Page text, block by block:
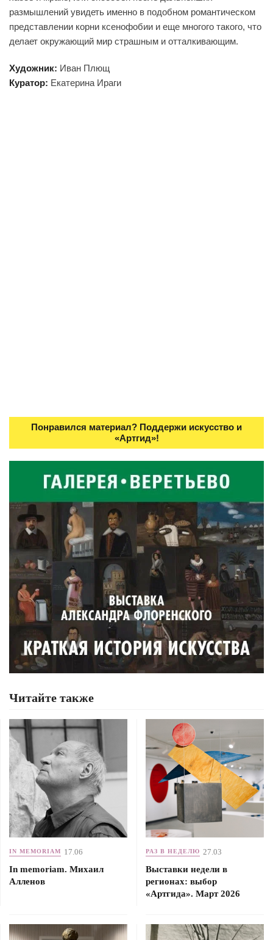
размышлений увидеть именно в подобном романтическом
представлении корни ксенофобии и еще многого такого, что
делает окружающий мир страшным и отталкивающим.
Художник: Иван Плющ
Куратор: Екатерина Ираги
Понравился материал? Поддержи искусство и
«Артгид»!
Читайте также
IN MEMORIAM 17.06
In memoriam. Михаил
Алленов
РАЗ В НЕДЕЛЮ 27.03
Выставки недели в
регионах: выбор
«Артгида». Март 2026